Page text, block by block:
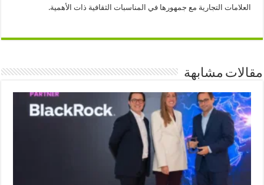
العلامات التجارية مع جمهورها في المناسبات الثقافية ذات الأهمية.
مقالات مشابهة